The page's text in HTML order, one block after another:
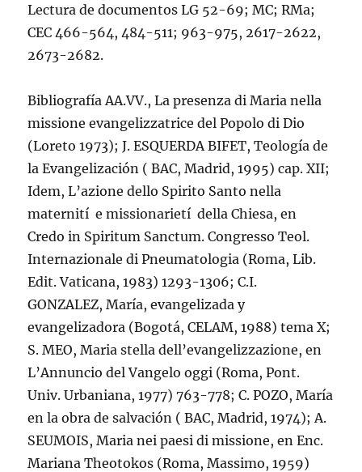
Lectura de documentos LG 52-69; MC; RMa;
CEC 466-564, 484-511; 963-975, 2617-2622,
2673-2682.
Bibliografí­a AA.VV., La presenza di Maria nella
missione evangelizzatrice del Popolo di Dio
(Loreto 1973); J. ESQUERDA BIFET, Teologí­a de
la Evangelización ( BAC, Madrid, 1995) cap. XII;
Idem, L’azione dello Spirito Santo nella
maternití e missionarietí della Chiesa, en
Credo in Spiritum Sanctum. Congresso Teol.
Internazionale di Pneumatologia (Roma, Lib.
Edit. Vaticana, 1983) 1293-1306; C.I.
GONZALEZ, Marí­a, evangelizada y
evangelizadora (Bogotá, CELAM, 1988) tema X;
S. MEO, Maria stella dell’evangelizzazione, en
L’Annuncio del Vangelo oggi (Roma, Pont.
Univ. Urbaniana, 1977) 763-778; C. POZO, Marí­a
en la obra de salvación ( BAC, Madrid, 1974); A.
SEUMOIS, Maria nei paesi di missione, en Enc.
Mariana Theotokos (Roma, Massimo, 1959)